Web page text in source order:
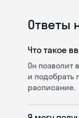
Ответы
Что такое
Он позволит
и подобрать
расписание.